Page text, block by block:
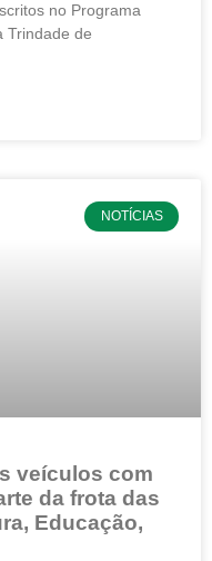
no Programa
Trindade de
NOTÍCIAS
veículos com
da frota das
Educação,